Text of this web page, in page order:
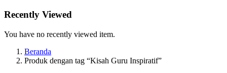
Recently Viewed
You have no recently viewed item.
Beranda
Produk dengan tag “Kisah Guru Inspiratif”